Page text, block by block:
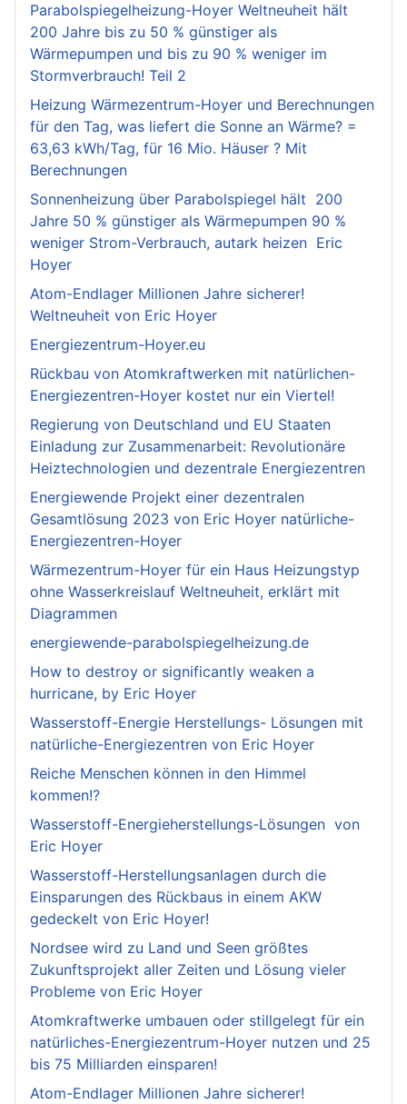
Parabolspiegelheizung-Hoyer Weltneuheit hält
200 Jahre bis zu 50 % günstiger als
Wärmepumpen und bis zu 90 % weniger im
Stormverbrauch! Teil 2
Heizung Wärmezentrum-Hoyer und Berechnungen
für den Tag, was liefert die Sonne an Wärme? =
63,63 kWh/Tag, für 16 Mio. Häuser ? Mit
Berechnungen
Sonnenheizung über Parabolspiegel hält 200
Jahre 50 % günstiger als Wärmepumpen 90 %
weniger Strom-Verbrauch, autark heizen Eric
Hoyer
Atom-Endlager Millionen Jahre sicherer!
Weltneuheit von Eric Hoyer
Energiezentrum-Hoyer.eu
Rückbau von Atomkraftwerken mit natürlichen-
Energiezentren-Hoyer kostet nur ein Viertel!
Regierung von Deutschland und EU Staaten
Einladung zur Zusammenarbeit: Revolutionäre
Heiztechnologien und dezentrale Energiezentren
Energiewende Projekt einer dezentralen
Gesamtlösung 2023 von Eric Hoyer natürliche-
Energiezentren-Hoyer
Wärmezentrum-Hoyer für ein Haus Heizungstyp
ohne Wasserkreislauf Weltneuheit, erklärt mit
Diagrammen
energiewende-parabolspiegelheizung.de
How to destroy or significantly weaken a
hurricane, by Eric Hoyer
Wasserstoff-Energie Herstellungs- Lösungen mit
natürliche-Energiezentren von Eric Hoyer
Reiche Menschen können in den Himmel
kommen!?
Wasserstoff-Energieherstellungs-Lösungen von
Eric Hoyer
Wasserstoff-Herstellungsanlagen durch die
Einsparungen des Rückbaus in einem AKW
gedeckelt von Eric Hoyer!
Nordsee wird zu Land und Seen größtes
Zukunftsprojekt aller Zeiten und Lösung vieler
Probleme von Eric Hoyer
Atomkraftwerke umbauen oder stillgelegt für ein
natürliches-Energiezentrum-Hoyer nutzen und 25
bis 75 Milliarden einsparen!
Atom-Endlager Millionen Jahre sicherer!